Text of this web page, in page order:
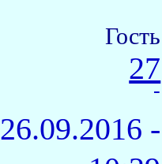
Гость
27
-
26.09.2016 -